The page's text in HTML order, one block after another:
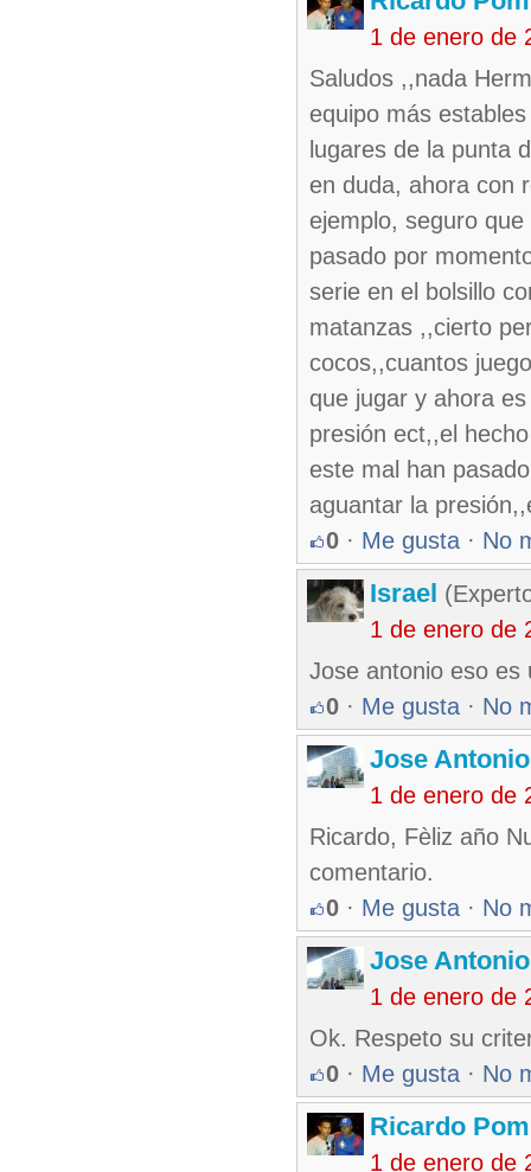
1 de enero de
Saludos ,,nada
equipo más
lugares de la punta
en duda, ahora con
ejemplo, seguro
pasado por
serie en el bolsillo
matanzas ,,cierto
cocos,,cuantos
que jugar y ahora
presión ect,,el
este mal han
aguantar la
0 · Me gusta · No
Israel
1 de enero de
Jose antonio eso es
0 · Me gusta · No
Jose
1 de enero de
Ricardo, Fèliz año
comentario.
0 · Me gusta · No
Jose
1 de enero de
Ok. Respeto su
0 · Me gusta · No
Ricardo
1 de enero de